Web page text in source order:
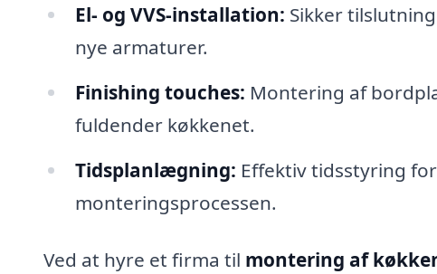
El- og VVS-installation: Sikker
nye armaturer.
Finishing touches: Montering af
fuldender køkkenet.
Tidsplanlægning: Effektiv tidsstyring
monteringsprocessen.
Ved at hyre et firma til montering af